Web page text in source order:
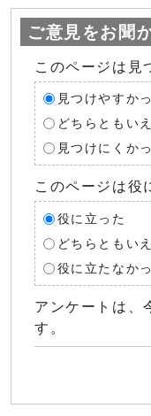
ご意見をお聞
このページは見
見つけやすか
どちらともい
見つけにくか
このページは役
役に立った
どちらともい
役に立たなか
アンケートは、
す。